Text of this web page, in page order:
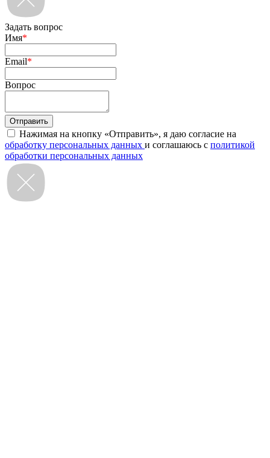
Задать вопрос
Имя*
Email*
Вопрос
Нажимая на кнопку «Отправить», я даю согласие на
обработку персональных данных и соглашаюсь с политикой
обработки персональных данных